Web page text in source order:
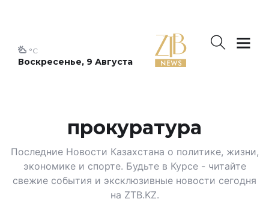
Воскресенье, 9 Августа
°C
прокуратура
Последние Новости Казахстана о политике, жизни,
экономике и спорте. Будьте в Курсе - читайте
свежие события и эксклюзивные новости сегодня
на ZTB.KZ.